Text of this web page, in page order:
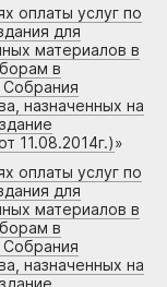
оплаты услуг по
для
материалов в
в
назначенных на
11.08.2014г.)»
оплаты услуг по
для
материалов в
в
назначенных на